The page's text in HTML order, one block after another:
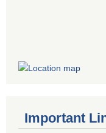
Important